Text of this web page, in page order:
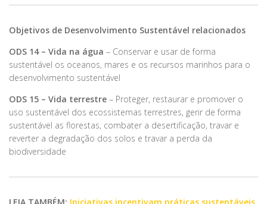
Objetivos de Desenvolvimento Sustentável relacionados
ODS 14 – Vida na água – Conservar e usar de forma
sustentável os oceanos, mares e os recursos marinhos para o
desenvolvimento sustentável
ODS 15 – Vida terrestre – Proteger, restaurar e promover o
uso sustentável dos ecossistemas terrestres, gerir de forma
sustentável as florestas, combater a desertificação, travar e
reverter a degradação dos solos e travar a perda da
biodiversidade